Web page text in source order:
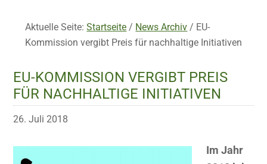
Aktuelle Seite:Startseite / News Archiv / EU-
Kommission vergibt Preis für nachhaltige Initiativen
EU-KOMMISSION VERGIBT PREIS
FÜR NACHHALTIGE INITIATIVEN
26. Juli 2018
Im Jahr